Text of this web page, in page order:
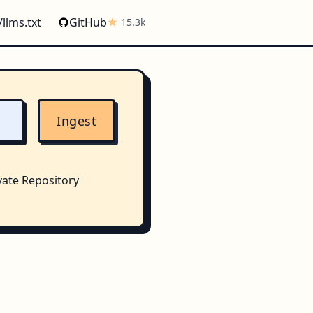
GitHub 15.3k
Ingest
Repository